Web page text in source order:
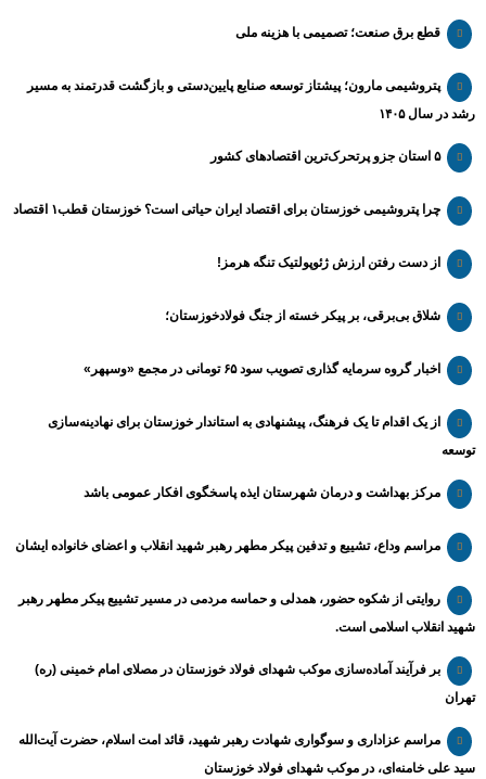
قطع برق صنعت؛ تصمیمی با هزینه ملی
پتروشیمی مارون؛ پیشتاز توسعه صنایع پایین‌دستی و بازگشت قدرتمند به مسیر
رشد در سال ۱۴۰۵
۵ استان جزو پرتحرک‌ترین اقتصاد‌های کشور
چرا پتروشیمی خوزستان برای اقتصاد ایران حیاتی است؟ خوزستان قطب۱ اقتصاد
از دست رفتن ارزش ژئوپولتیک تنگه هرمز!
شلاق‌ بی‌برقی، بر پیکر خسته‌ از جنگ فولادخوزستان؛
اخبار گروه سرمایه گذاری تصویب سود ۶۵ تومانی در مجمع «وسپهر»
از یک اقدام تا یک فرهنگ، پیشنهادی به استاندار خوزستان برای نهادینه‌سازی
توسعه
مرکز بهداشت و درمان شهرستان ایذه پاسخگوی افکار عمومی باشد
مراسم وداع، تشییع و تدفین پیکر مطهر رهبر شهید انقلاب و اعضای خانواده ایشان
روایتی از شکوه حضور، همدلی و حماسه مردمی در مسیر تشییع پیکر مطهر رهبر
شهید انقلاب اسلامی است.
بر فرآیند آماده‌سازی موکب شهدای فولاد خوزستان در مصلای امام خمینی (ره)
تهران
مراسم عزاداری و سوگواری شهادت رهبر شهید، قائد امت اسلام، حضرت آیت‌الله
سید علی خامنه‌ای، در موکب شهدای فولاد خوزستان